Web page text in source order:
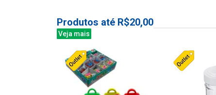
Produtos até R$20,00
Veja mais